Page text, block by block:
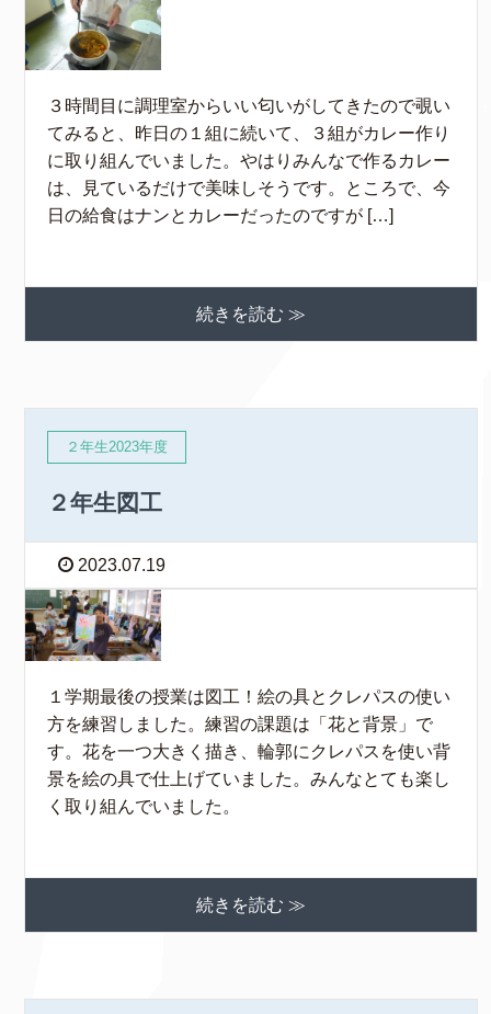
３時間目に調理室からいい匂いがしてきたので覗い
てみると、昨日の１組に続いて、３組がカレー作り
に取り組んでいました。やはりみんなで作るカレー
は、見ているだけで美味しそうです。ところで、今
日の給食はナンとカレーだったのですが […]
続きを読む ≫
２年生2023年度
２年生図工
2023.07.19
１学期最後の授業は図工！絵の具とクレパスの使い
方を練習しました。練習の課題は「花と背景」で
す。花を一つ大きく描き、輪郭にクレパスを使い背
景を絵の具で仕上げていました。みんなとても楽し
く取り組んでいました。
続きを読む ≫